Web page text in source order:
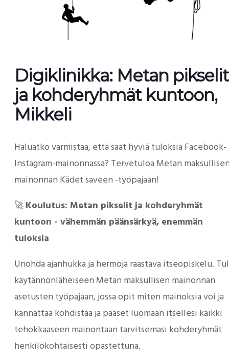
Digiklinikka: Metan pikselit
ja kohderyhmät kuntoon,
Mikkeli
Haluatko varmistaa, että saat hyviä tuloksia Facebook-
Instagram-mainonnassa? Tervetuloa Metan
mainonnan Kädet saveen -työpajaan!
🚀Koulutus: Metan pikselit ja kohderyhmät
kuntoon - vähemmän päänsärkyä, enemmän
tuloksia
Unohda ajanhukka ja hermoja raastava itseopiskelu.
käytännönläheiseen Metan maksullisen mainonnan
asetusten työpajaan, jossa opit miten mainoksia voi ja
kannattaa kohdistaa ja pääset luomaan itsellesi kaikki
tehokkaaseen mainontaan tarvitsemasi kohderyhmät
henkilökohtaisesti opastettuna.